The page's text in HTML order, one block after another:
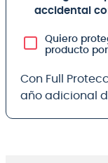
accidental
Quiero
producto
Con Full
año adicional